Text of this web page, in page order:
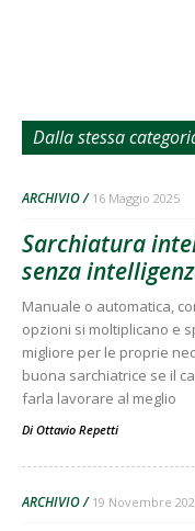
Dalla stessa
ARCHIVIO 16 Maggio 2025
Sarchiatura
senza
Manuale o automatica,
opzioni si moltiplicano e
migliore per le proprie
buona sarchiatrice se il
farla lavorare al meglio
Di Ottavio Repetti
ARCHIVIO 19 Novembre